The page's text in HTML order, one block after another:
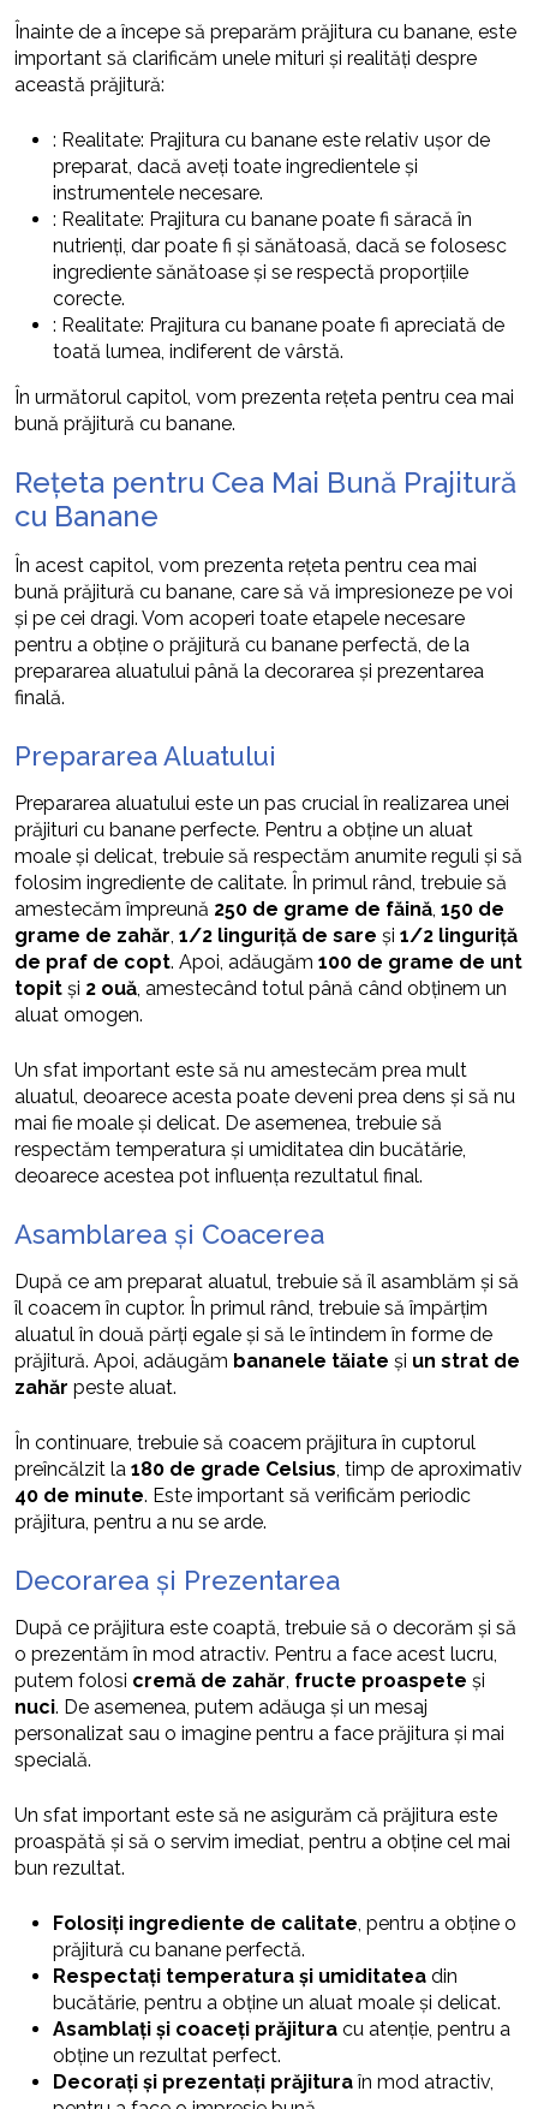
Înainte de a începe să preparăm prăjitura cu banane, este
important să clarificăm unele mituri și realități despre
această prăjitură:
: Realitate: Prajitura cu banane este relativ ușor de
preparat, dacă aveți toate ingredientele și
instrumentele necesare.
: Realitate: Prajitura cu banane poate fi săracă în
nutrienți, dar poate fi și sănătoasă, dacă se folosesc
ingrediente sănătoase și se respectă proporțiile
corecte.
: Realitate: Prajitura cu banane poate fi apreciată de
toată lumea, indiferent de vârstă.
În următorul capitol, vom prezenta rețeta pentru cea mai
bună prăjitură cu banane.
Rețeta pentru Cea Mai Bună Prajitură
cu Banane
În acest capitol, vom prezenta rețeta pentru cea mai
bună prăjitură cu banane, care să vă impresioneze pe voi
și pe cei dragi. Vom acoperi toate etapele necesare
pentru a obține o prăjitură cu banane perfectă, de la
prepararea aluatului până la decorarea și prezentarea
finală.
Prepararea Aluatului
Prepararea aluatului este un pas crucial în realizarea unei
prăjituri cu banane perfecte. Pentru a obține un aluat
moale și delicat, trebuie să respectăm anumite reguli și să
folosim ingrediente de calitate. În primul rând, trebuie să
amestecăm împreună 250 de grame de făină 150 de
grame de zahăr 1/2 linguriță de sare și 1/2 linguriță
de praf de copt. Apoi, adăugăm 100 de grame de unt
topit și 2 ouă , amestecând totul până când obținem un
aluat omogen.
Un sfat important este să nu amestecăm prea mult
aluatul, deoarece acesta poate deveni prea dens și să nu
mai fie moale și delicat. De asemenea, trebuie să
respectăm temperatura și umiditatea din bucătărie,
deoarece acestea pot influența rezultatul final.
Asamblarea și Coacerea
După ce am preparat aluatul, trebuie să îl asamblăm și să
îl coacem în cuptor. În primul rând, trebuie să împărțim
aluatul în două părți egale și să le întindem în forme de
prăjitură. Apoi, adăugăm bananele tăiate și un strat de
zahăr peste aluat.
În continuare, trebuie să coacem prăjitura în cuptorul
preîncălzit la 180 de grade Celsius , timp de aproximativ
40 de minute. Este important să verificăm periodic
prăjitura, pentru a nu se arde.
Decorarea și Prezentarea
După ce prăjitura este coaptă, trebuie să o decorăm și să
o prezentăm în mod atractiv. Pentru a face acest lucru,
putem folosi cremă de zahăr fructe proaspete și
nuci. De asemenea, putem adăuga și un mesaj
personalizat sau o imagine pentru a face prăjitura și mai
specială.
Un sfat important este să ne asigurăm că prăjitura este
proaspătă și să o servim imediat, pentru a obține cel mai
bun rezultat.
Folosiți ingrediente de calitate , pentru a obține o
prăjitură cu banane perfectă.
Respectați temperatura și umiditatea din
bucătărie, pentru a obține un aluat moale și delicat.
Asamblați și coaceți prăjitura cu atenție, pentru a
obține un rezultat perfect.
Decorați și prezentați prăjituraîn mod atractiv,